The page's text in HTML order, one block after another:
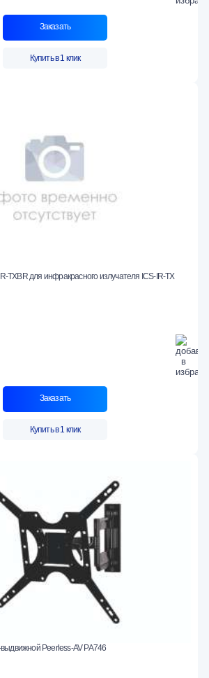
Заказать
Купить в 1 клик
TXBR для инфракрасного излучателя ICS-IR-TX
Заказать
Купить в 1 клик
Peerless-AV PA746